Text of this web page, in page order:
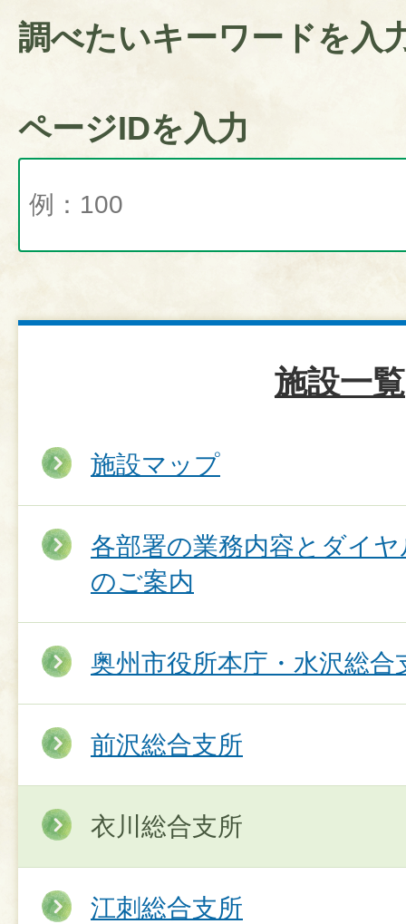
調べたいキーワードを入
ページIDを入力
施設一覧
施設マップ
各部署の業務内容とダイ
のご案内
奥州市役所本庁・水沢総合
前沢総合支所
衣川総合支所
江刺総合支所